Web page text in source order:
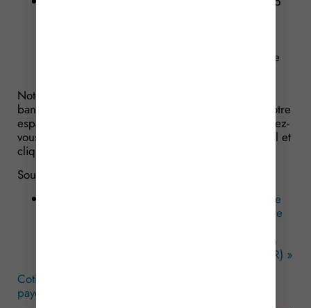
l’enregistrement préalable du compte bancaire
Notez qu’en principe, l’enregistrement du compte
bancaire est réalisé à l’occasion de la création de votre
espace professionnel. Pour toute modification, rendez-
vous sur la page d’accueil de l’espace professionnel et
cliquez sur « Gérer mes comptes bancaires ».
Sources :
Communiqué de presse no 64 du ministère de
l’Action et des Comptes publics du 6 novembre
Foncière des Entreprises (CFE) et d’Imposition
Forfaitaire sur les Entreprises de Réseaux (IFER) »
Cotisation foncière des entreprises (CFE) 2025 : à
payer !